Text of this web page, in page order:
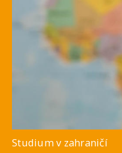
Studium v zahraničí